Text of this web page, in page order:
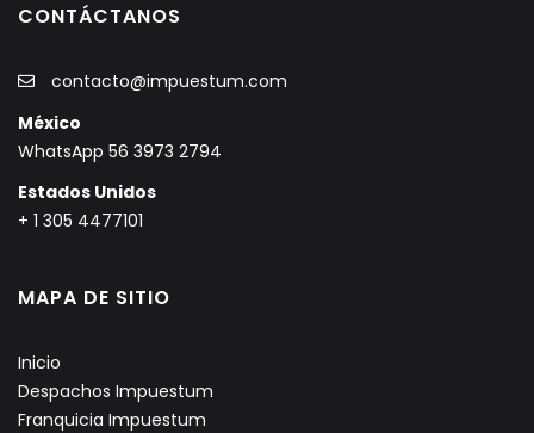
CONTÁCTANOS
contacto@impuestum.com
México
WhatsApp 56 3973 2794
Estados Unidos
+ 1 305 4477101
MAPA DE SITIO
Inicio
Despachos Impuestum
Franquicia Impuestum